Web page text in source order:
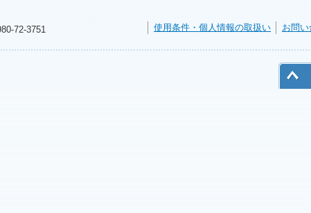
72-3751 使用条件・個人情報の取扱い お問い